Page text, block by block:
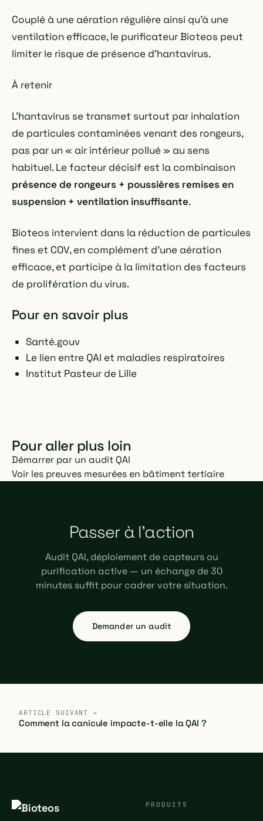
Couplé à une aération régulière ainsi qu'à une
ventilation efficace, le purificateur Bioteos peut
limiter le risque de présence d'hantavirus.
À retenir
L'hantavirus se transmet surtout par inhalation
de particules contaminées venant des rongeurs,
pas par un « air intérieur pollué » au sens
habituel. Le facteur décisif est la combinaison
présence de rongeurs + poussières remises en
suspension + ventilation insuffisante.
Bioteos intervient dans la réduction de particules
fines et COV, en complément d'une aération
efficace, et participe à la limitation des facteurs
de prolifération du virus.
Pour en savoir plus
Santé.gouv
Le lien entre QAI et maladies respiratoires
Institut Pasteur de Lille
Pour aller plus loin
Démarrer par un audit QAI
Voir les preuves mesurées en bâtiment tertiaire
Passer à l'action
Audit QAI, déploiement de capteurs ou
purification active — un échange de 30
minutes suffit pour cadrer votre situation.
Demander un audit
ARTICLE SUIVANT →
Comment la canicule impacte-t-elle la QAI ?
PRODUITS